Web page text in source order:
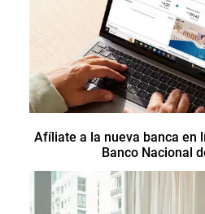
Afíliate a la nueva banca en
Banco Nacional